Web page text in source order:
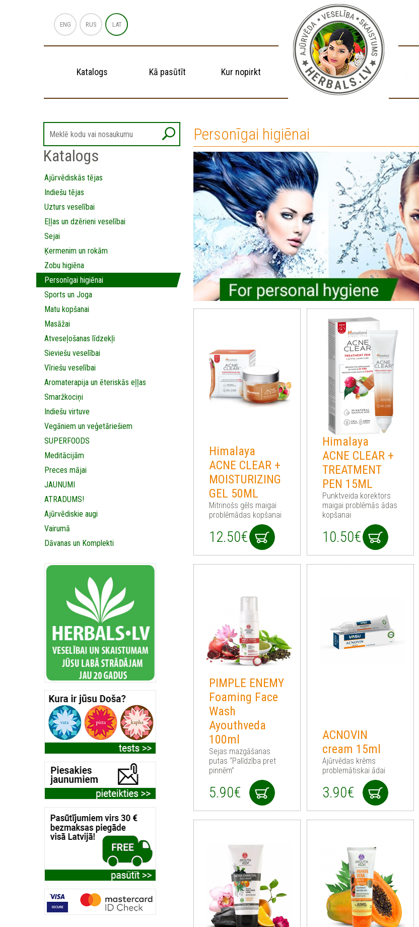
ENG RUS LAT
Katalogs Kā pasūtīt Kur nopirkt
Katalogs
Ajūrvēdiskās tējas
Indiešu tējas
Uzturs veselībai
Eļļas un dzērieni veselībai
Sejai
Ķermenim un rokām
Zobu higiēna
Personīgai higiēnai
Sports un Joga
Matu kopšanai
Masāžai
Аtveseļošanas līdzekļi
Sieviešu veselībai
Vīriešu veselībai
Aromaterapija un ēteriskās eļļas
Smaržkociņi
Indiešu virtuve
Vegāniem un veģetāriešiem
SUPERFOODS
Meditācijām
Preces mājai
JAUNUMI
ATRADUMS!
Ajūrvēdiskie augi
Vairumā
Dāvanas un Komplekti
Personīgai higiēnai
Himalaya
ACNE CLEAR +
MOISTURIZING
GEL 50ML
Mitrinošs gēls maigai
problēmādas kopšanai
12.50€
Himalaya
ACNE CLEAR +
TREATMENT
PEN 15ML
Punktveida korektors
maigai problēmās ādas
kopšanai
10.50€
PIMPLE ENEMY
Foaming Face
Wash
Ayouthveda
100ml
Sejas mazgāšanas
putas “Palīdzība pret
pinnēm”
5.90€
ACNOVIN
cream 15ml
Ajūrvēdas krēms
problemātiskai ādai
3.90€